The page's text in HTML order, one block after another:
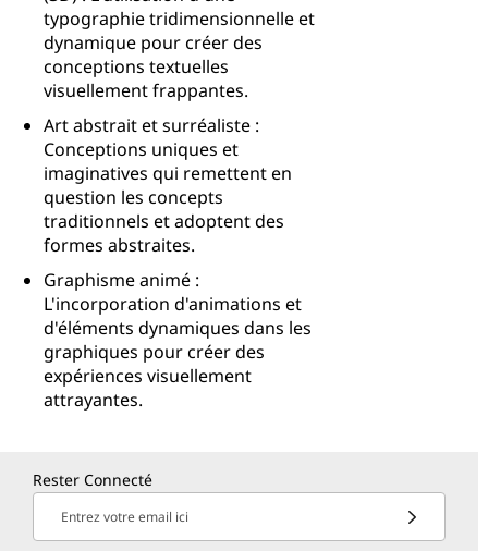
typographie tridimensionnelle et
dynamique pour créer des
conceptions textuelles
visuellement frappantes.
Art abstrait et surréaliste :
Conceptions uniques et
imaginatives qui remettent en
question les concepts
traditionnels et adoptent des
formes abstraites.
Graphisme animé :
L'incorporation d'animations et
d'éléments dynamiques dans les
graphiques pour créer des
expériences visuellement
attrayantes.
Rester Connecté
Entrez votre email ici